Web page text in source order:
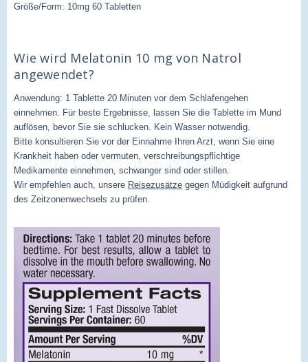
Größe/Form: 10mg 60 Tabletten
Wie wird Melatonin 10 mg von Natrol
angewendet?
Anwendung: 1 Tablette 20 Minuten vor dem Schlafengehen
einnehmen. Für beste Ergebnisse, lassen Sie die Tablette im Mund
auflösen, bevor Sie sie schlucken. Kein Wasser notwendig.
Bitte konsultieren Sie vor der Einnahme Ihren Arzt, wenn Sie eine
Krankheit haben oder vermuten, verschreibungspflichtige
Medikamente einnehmen, schwanger sind oder stillen.
Wir empfehlen auch, unsere Reisezusätze gegen Müdigkeit aufgrund
des Zeitzonenwechsels zu prüfen.